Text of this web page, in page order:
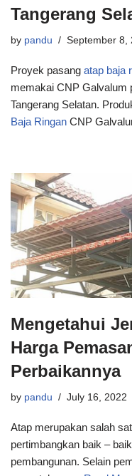
Tangerang
by pandu September 8,
Proyek pasang atap baja
memakai CNP Galvalum
Tangerang Selatan.
Baja Ringan CNP
Mengetahui
Harga
Perbaikannya
by pandu July 16, 2022
Atap merupakan salah
pertimbangkan baik –
pembangunan. Selain